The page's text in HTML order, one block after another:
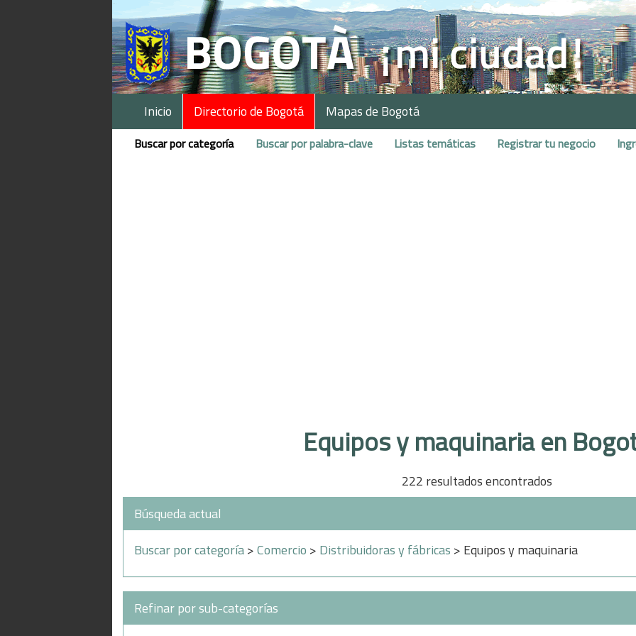
Inicio Directorio de Bogotá Mapas de Bogotá
Buscar por categoría Buscar por palabra-clave Listas temáticas Registrar tu negocio
Equipos y maquinaria en
222 resultados encontrados
Búsqueda actual
Buscar por categoría>Comercio > Distribuidoras y fábricas > Equipos y maquinaria
Refinar por sub-categorías